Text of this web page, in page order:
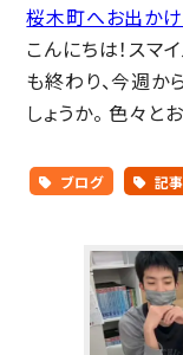
桜木町へお出かけ
こんにちは！スマ
も終わり、今週
しょうか。 色々と
ブログ 記